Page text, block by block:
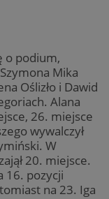
o podium,
Mika
Oślizło i Dawid
Alana
26. miejsce
wywalczył
W
20. miejsce.
16. pozycji
na 23. Iga